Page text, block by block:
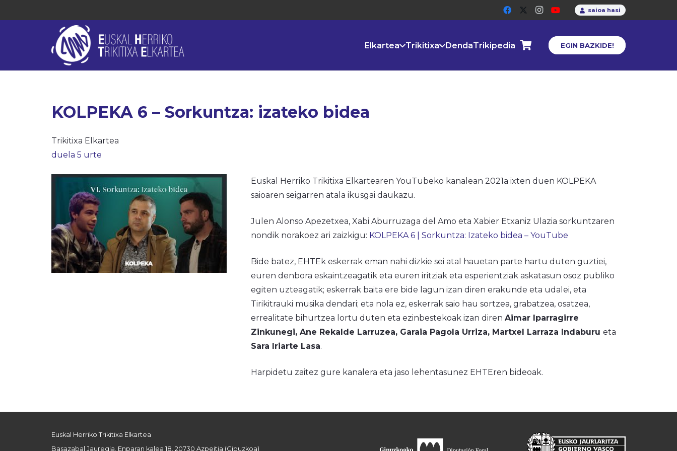
saioa hasi
Elkartea Trikitixa DendaTrikipedia EGIN BAZKIDE!
KOLPEKA 6 – Sorkuntza: izateko bidea
Trikitixa Elkartea
duela 5 urte
Euskal Herriko Trikitixa Elkartearen YouTubeko kanalean 2021a ixten duen KOLPEKA
saioaren seigarren atala ikusgai daukazu.
Julen Alonso Apezetxea, Xabi Aburruzaga del Amo eta Xabier Etxaniz Ulazia sorkuntzaren
nondik norakoez ari zaizkigu: KOLPEKA 6 | Sorkuntza: Izateko bidea – YouTube
Bide batez, EHTEk eskerrak eman nahi dizkie sei atal hauetan parte hartu duten guztiei,
euren denbora eskaintzeagatik eta euren iritziak eta esperientziak askatasun osoz publiko
egiten uzteagatik; eskerrak baita ere bide lagun izan diren erakunde eta udalei, eta
Tirikitrauki musika dendari; eta nola ez, eskerrak saio hau sortzea, grabatzea, osatzea,
errealitate bihurtzea lortu duten eta ezinbestekoak izan diren Aimar Iparragirre
Zinkunegi, Ane Rekalde Larruzea, Garaia Pagola Urriza, Martxel Larraza Indaburu eta
Sara Iriarte Lasa.
Harpidetu zaitez gure kanalera eta jaso lehentasunez EHTEren bideoak.
Euskal Herriko Trikitixa Elkartea
Basazabal Jauregia, Enparan kalea 18, 20730 Azpeitia (Gipuzkoa)